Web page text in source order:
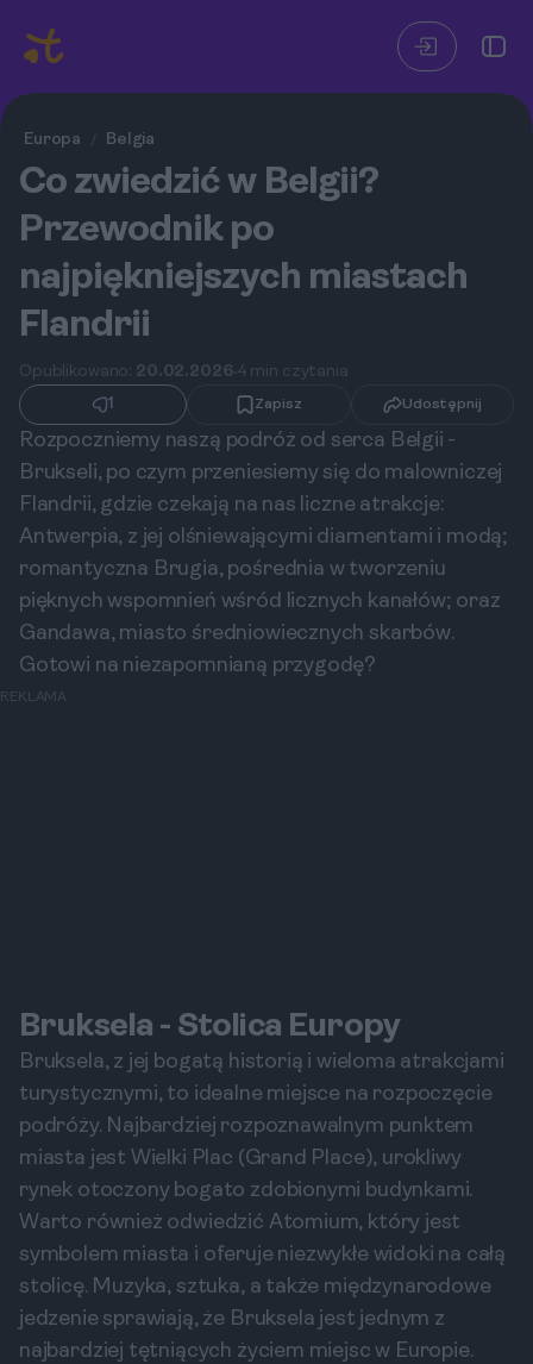
Europa / Belgia
Co zwiedzić w Belgii?
Przewodnik po
najpiękniejszych miastach
Flandrii
Opublikowano: 20.02.2026 4 min czytania
1
Zapisz Udostępnij
Rozpoczniemy naszą podróż od serca Belgii -
Brukseli, po czym przeniesiemy się do malowniczej
Flandrii, gdzie czekają na nas liczne atrakcje:
Antwerpia, z jej olśniewającymi diamentami i modą;
romantyczna Brugia, pośrednia w tworzeniu
pięknych wspomnień wśród licznych kanałów; oraz
Gandawa, miasto średniowiecznych skarbów.
Gotowi na niezapomnianą przygodę?
REKLAMA
Bruksela - Stolica Europy
Bruksela, z jej bogatą historią i wieloma atrakcjami
turystycznymi, to idealne miejsce na rozpoczęcie
podróży. Najbardziej rozpoznawalnym punktem
miasta jest Wielki Plac (Grand Place), urokliwy
rynek otoczony bogato zdobionymi budynkami.
Warto również odwiedzić Atomium, który jest
symbolem miasta i oferuje niezwykłe widoki na całą
stolicę. Muzyka, sztuka, a także międzynarodowe
jedzenie sprawiają, że Bruksela jest jednym z
najbardziej tętniących życiem miejsc w Europie.